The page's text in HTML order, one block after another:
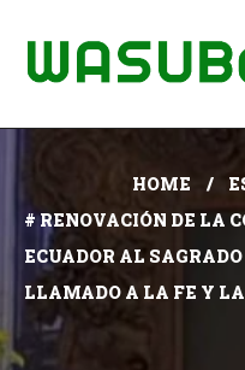
HOME
# RENOVACIÓN DE LA
ECUADOR AL
LLAMADO A LA FE Y